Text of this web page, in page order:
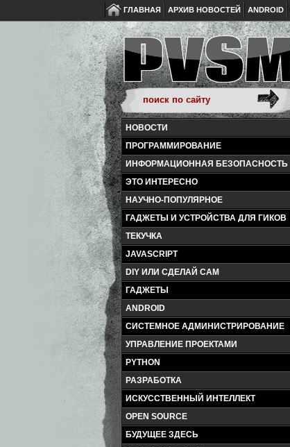
ГЛАВНАЯ АРХИВ НОВОСТЕЙ ANDROID
НОВОСТИ
ПРОГРАММИРОВАНИЕ
ИНФОРМАЦИОННАЯ БЕЗОПАСНОСТЬ
ЭТО ИНТЕРЕСНО
НАУЧНО-ПОПУЛЯРНОЕ
ГАДЖЕТЫ И УСТРОЙСТВА ДЛЯ ГИКОВ
ТЕКУЧКА
JAVASCRIPT
DIY ИЛИ СДЕЛАЙ САМ
ГАДЖЕТЫ
ANDROID
СИСТЕМНОЕ АДМИНИСТРИРОВАНИЕ
УПРАВЛЕНИЕ ПРОЕКТАМИ
PYTHON
РАЗРАБОТКА
ИСКУССТВЕННЫЙ ИНТЕЛЛЕКТ
OPEN SOURCE
БУДУЩЕЕ ЗДЕСЬ